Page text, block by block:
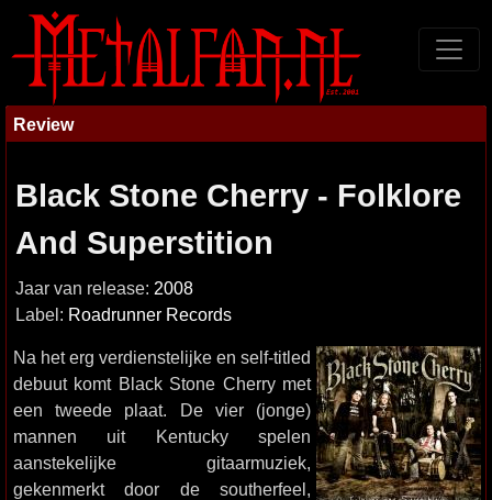
Review
Black Stone Cherry - Folklore
And Superstition
Jaar van release: 2008
Label: Roadrunner Records
Na het erg verdienstelijke en self-titled
debuut komt Black Stone Cherry met
een tweede plaat. De vier (jonge)
mannen uit Kentucky spelen
aanstekelijke gitaarmuziek,
gekenmerkt door de southerfeel,